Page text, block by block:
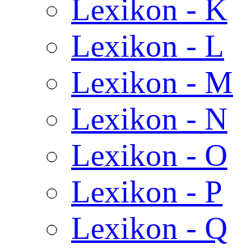
Lexikon - K
Lexikon - L
Lexikon - M
Lexikon - N
Lexikon - O
Lexikon - P
Lexikon - Q